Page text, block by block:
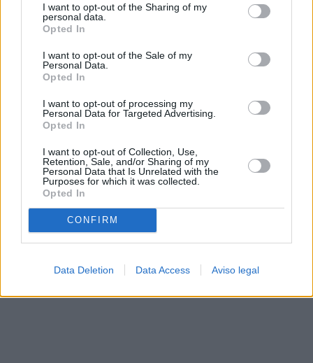
de su consentimiento, pero usted tiene el derecho de
rechazar tal procesamiento. Sus preferencias se aplicarán
cualquier momento entrando de nuevo en este sitio web o
visitando nuestra política de privacidad.
I want to opt-out of the Sharing of my
personal data.
Opted In
I want to opt-out of the Sale of my
Personal Data.
Opted In
I want to opt-out of processing my
Personal Data for Targeted Advertising.
Opted In
I want to opt-out of Collection, Use,
Retention, Sale, and/or Sharing of my
Personal Data that Is Unrelated with the
Purposes for which it was collected.
Opted In
CONFIRM
Data Deletion Data Access Aviso legal